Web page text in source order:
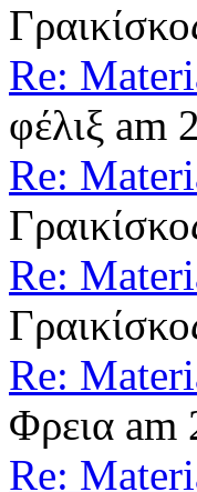
Re:
φέλιξ am
Re:
Re:
Re:
Φρεια
Re: